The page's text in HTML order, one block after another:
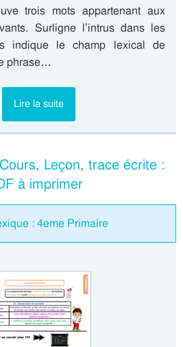
trois mots appartenant aux
Surligne l’intrus dans les
indique le champ lexical de
phrase…
Lire la suite
Leçon, trace écrite :
à imprimer
: 4eme Primaire